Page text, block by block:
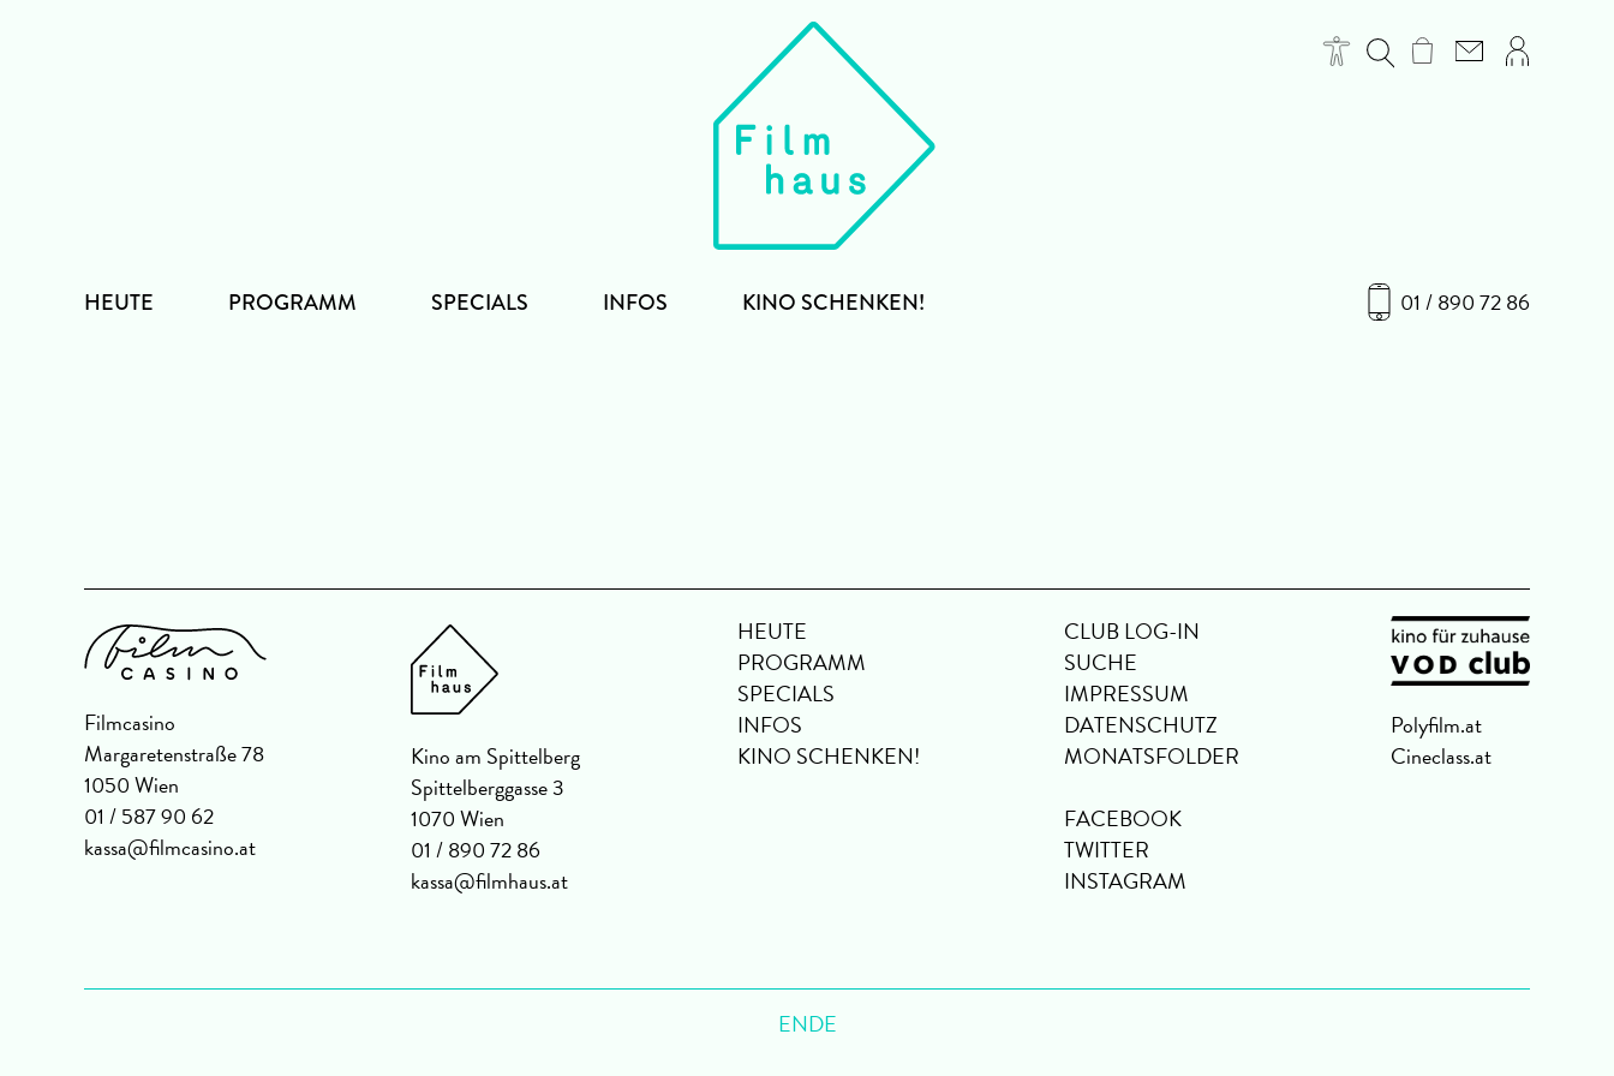
01 / 890 72 86
HEUTE PROGRAMM SPECIALS INFOS KINO SCHENKEN!
Filmcasino
Margaretenstraße 78
1050 Wien
01 / 587 90 62
kassa@filmcasino.at
Kino am Spittelberg
Spittelberggasse 3
1070 Wien
01 / 890 72 86
kassa@filmhaus.at
HEUTE
PROGRAMM
SPECIALS
INFOS
KINO SCHENKEN!
CLUB LOG-IN
SUCHE
IMPRESSUM
DATENSCHUTZ
MONATSFOLDER
FACEBOOK
TWITTER
INSTAGRAM
Polyfilm.at
Cineclass.at
ENDE